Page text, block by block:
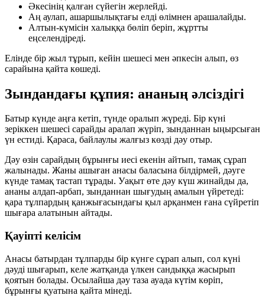
Әкесінің қалған сүйегін жерлейді.
Аң аулап, ашаршылықтағы елді өлімнен арашалайды.
Алтын-күмісін халыққа бөліп беріп, жұртты
еңселендіреді.
Елінде бір жыл тұрып, кейін шешесі мен әпкесін алып, өз
сарайына қайта көшеді.
Зындандағы құпия: ананың әлсіздігі
Батыр күнде аңға кетіп, түнде оралып жүреді. Бір күні
зеріккен шешесі сарайды аралап жүріп, зынданнан ыңырсыған
үн естиді. Қараса, байлаулы жалғыз көзді дәу отыр.
Дәу өзін сарайдың бұрынғы иесі екенін айтып, тамақ сұрап
жалынады. Жаны ашыған анасы баласына білдірмей, дәуге
күнде тамақ тастап тұрады. Уақыт өте дәу күш жинайды да,
ананы алдап-арбап, зынданнан шығудың амалын үйретеді:
қара тұлпардың қанжығасындағы қыл арқанмен ғана сүйретіп
шығара алатынын айтады.
Қауіпті келісім
Анасы батырдан тұлпарды бір күнге сұрап алып, сол күні
дәуді шығарып, келе жатқанда үлкен сандыққа жасырып
қоятын болады. Осылайша дәу таза ауада күтім көріп,
бұрынғы қуатына қайта мінеді.